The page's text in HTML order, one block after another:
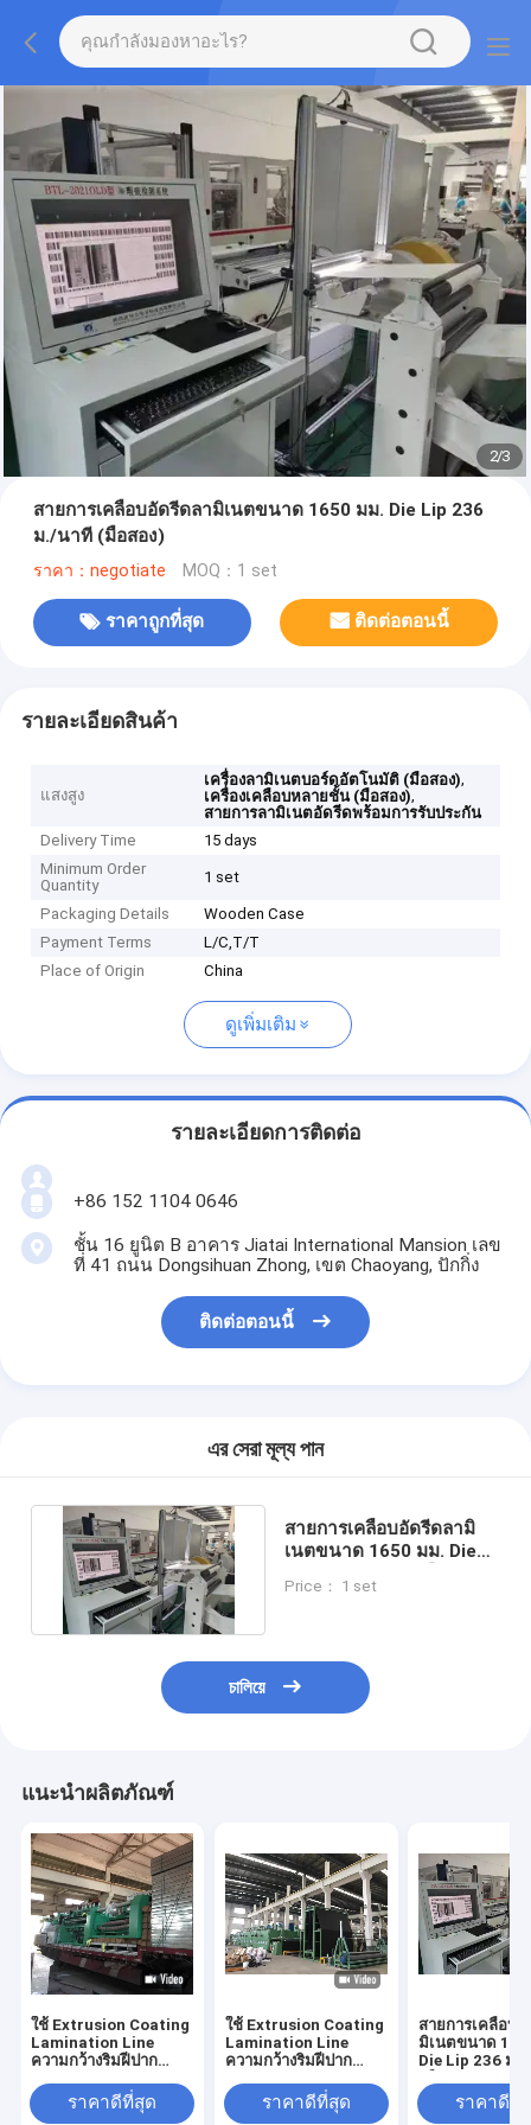
2/3
สายการเคลือบอัดรีดลามิเนตขนาด 1650 มม. Die Lip 236
ม./นาที (มือสอง)
ราคา：negotiate MOQ：1 set
ราคาถูกที่สุด ติดต่อตอนนี้
รายละเอียดสินค้า
แสงสูง
เครื่องลามิเนตบอร์ดอัตโนมัติ (มือสอง),
เครื่องเคลือบหลายชั้น (มือสอง),
สายการลามิเนตอัดรีดพร้อมการรับประกัน
Delivery Time
15 days
Minimum Order
Quantity
1 set
Packaging Details
Wooden Case
Payment Terms
L/C,T/T
Place of Origin
China
ดูเพิ่มเติม
รายละเอียดการติดต่อ
+86 152 1104 0646
ชั้น 16 ยูนิต B อาคาร Jiatai International Mansion เลข
ที่ 41 ถนน Dongsihuan Zhong, เขต Chaoyang, ปักกิ่ง
ติดต่อตอนนี้
এর সেরা মূল্য পান
สายการเคลือบอัดรีดลามิ
เนตขนาด 1650 มม. Die
Price： 1 set
চালিয়ে
แนะนำผลิตภัณฑ์
ใช้ Extrusion Coating
Lamination Line
ความกว้างริมฝีปาก
ราคาดีที่สุด
ใช้ Extrusion Coating
Lamination Line
ความกว้างริมฝีปาก
ราคาดีที่สุด
สายการเคลือบ
มิเนตขนาด
Die Lip 236 ม
ราคาดีที่